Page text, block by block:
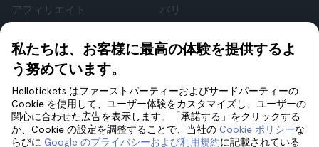
私たちは、お客様に最高の体験を提供するよ
う努めています。
Hellotickets はファーストパーティーおよびサードパーティーの
Cookie を使用して、ユーザー体験をカスタマイズし、ユーザーの
関心に合わせた広告を表示します。「承諾する」をクリックする
か、Cookie の設定を調整することで、当社の Cookie ポリシーな
らびに Google のプライバシーおよび利用規約に記載されている
アフィリエイト
個人情報保護方針
利用規約
法律相談
cookie
パリ
グラナダ
サポート フォローしてください